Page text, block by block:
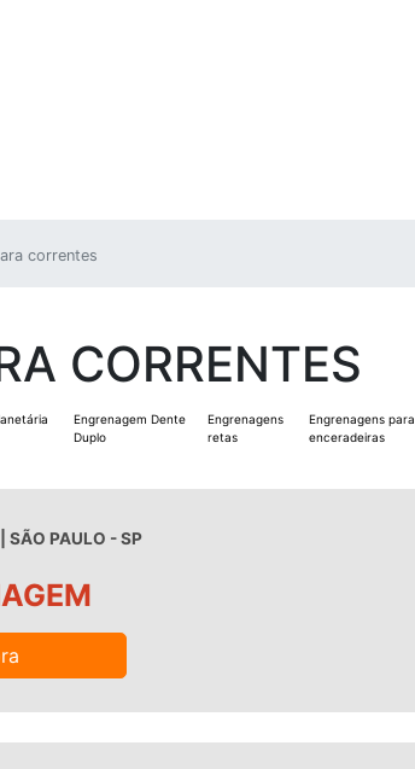
correntes
CORRENTES
Engrenagem Dente
Duplo
Engrenagens
retas
Engrenagens para
enceradeiras
SÃO PAULO - SP